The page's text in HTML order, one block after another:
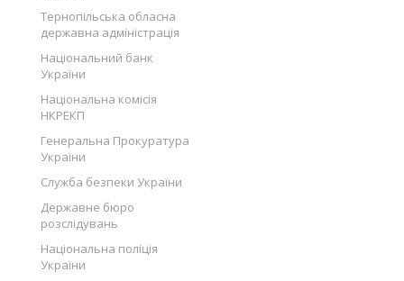
Тернопільська обласна
державна адміністрація
Національний банк
України
Національна комісія
НКРЕКП
Генеральна Прокуратура
України
Служба безпеки України
Державне бюро
розслідувань
Національна поліція
України